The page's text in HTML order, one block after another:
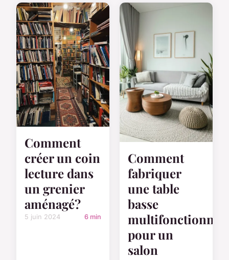
Comment
créer un coin
lecture dans
un grenier
aménagé?
5 juin 2024 6 min
Comment
fabriquer
une table
basse
pour un
salon